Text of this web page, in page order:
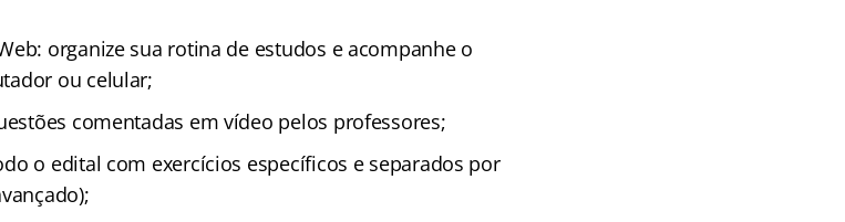
organize sua rotina de estudos e acompanhe o
ou celular;
comentadas em vídeo pelos professores;
o edital com exercícios específicos e separados por